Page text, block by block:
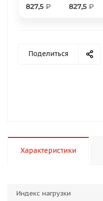
827,5 ₽ 827,5 ₽
Поделиться
Характеристики
Индекс нагрузки